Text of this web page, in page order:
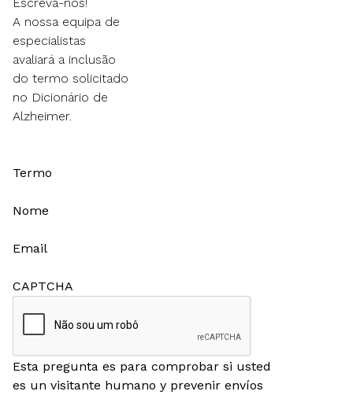
A nossa equipa de
especialistas
avaliará a inclusão
do termo solicitado
no Dicionário de
Alzheimer.
Termo
Nome
Email
CAPTCHA
Esta pregunta es para comprobar si usted
es un visitante humano y prevenir envíos